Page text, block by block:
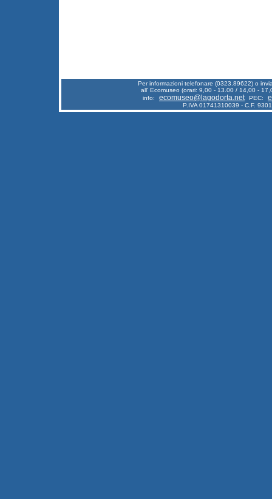
Per informazioni telefonare (0323.89622) o
all' Ecomuseo (orari: 9,00 - 13.00 / 14,00 -
info:
ecomuseo@lagodorta.net PEC:
P.IVA 01741310039 - C.F.